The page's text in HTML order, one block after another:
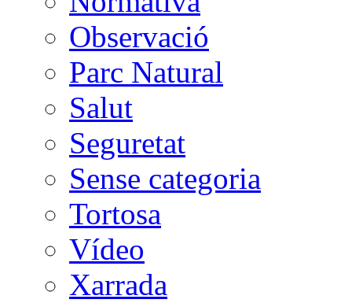
Observació
Parc Natural
Salut
Seguretat
Sense categoria
Tortosa
Vídeo
Xarrada